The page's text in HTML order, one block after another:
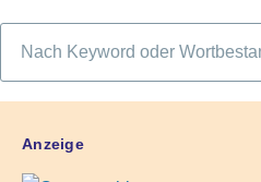
Anzeige